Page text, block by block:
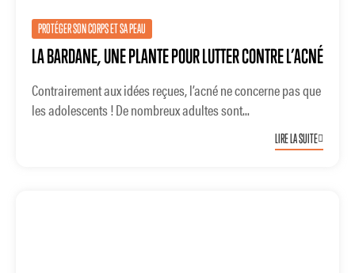
PROTÉGER SON CORPS ET SA PEAU
LA BARDANE, UNE PLANTE POUR LUTTER CONTRE L’ACNÉ
Contrairement aux idées reçues, l’acné ne concerne pas que
les adolescents ! De nombreux adultes sont...
LIRE LA SUITE